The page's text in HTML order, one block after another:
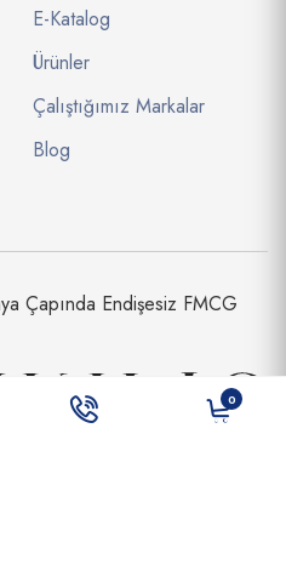
E-Katalog
Ürünler
Çalıştığımız Markalar
Blog
Çapında Endişesiz FMCG
0